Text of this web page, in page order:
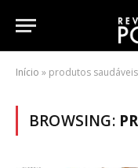
Início » produtos saudáveis
BROWSING: